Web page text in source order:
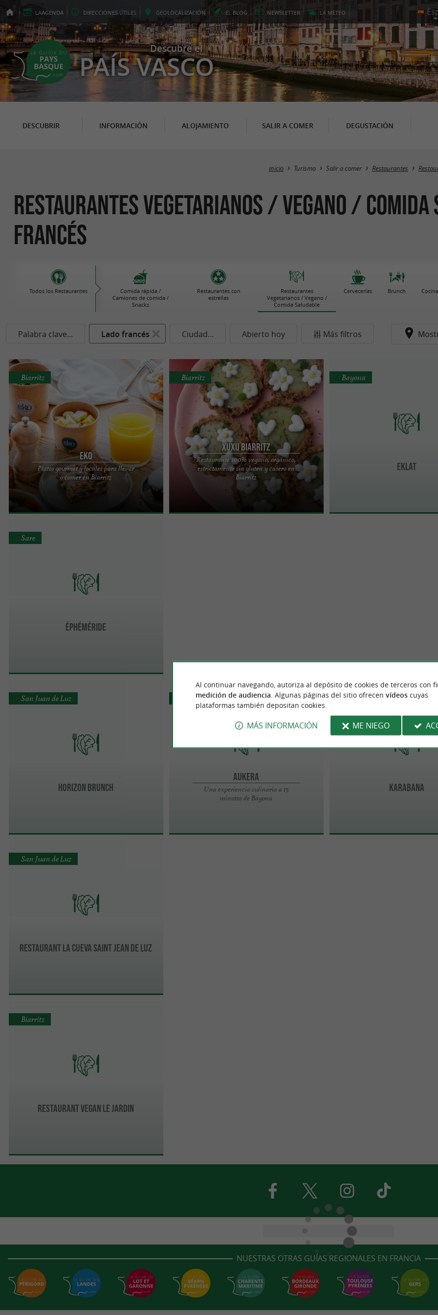
LAAGENDA DIRECCIONES ÚTILES GEOLOCALIZACIÓN EL BLOG NEWSLETTER LA METEO
Descubre el
PAÍS VASCO
DESCUBRIR INFORMACIÓN ALOJAMIENTO SALIR A COMER DEGUSTACIÓN
inicio Turismo Salir a comer Restaurantes
Restaurantes Vegetarianos / Vegano / Comida
francés
Todos los Restaurantes
Comida rápida /
Camiones de comida /
Snacks
Restaurantes con
estrellas
Restaurantes
Vegetarianos / Vegano /
Comida Saludable
Cervecerías Brunch
Palabra clave... Lado francés Ciudad... Abierto hoy Más filtros
EKO
Platos gourmet y locales para llevar
o comer en Biarritz
Biarritz
¿Qué pasaría si pudiéramos comer sobre la
marcha y comer bien, realmente bien? En Eko te
servimos durante todo ...
Xuxu Biarritz
Restaurante 100% vegano, orgánico,
estrictamente sin gluten y casero en
Biarritz
Biarritz
El equipo de Xuxu Biarritz le da la bienvenida a
Biarritz, cerca del barrio de Saint-Charles y a
pocos minutos de la ...
Eklat
Bayona
Éphéméride
Sare
Horizon Brunch
San Juan de Luz
Aukera
Una experiencia culinaria a 15
minutos de Bayona
Jatxou
Karabana
Anglet
Restaurant la Cueva Saint Jean de Luz
San Juan de Luz
Restaurant Vegan Le Jardin
Biarritz
NUESTRAS OTRAS GUÍAS REGIONALES EN FRANCIA
Al continuar navegando, autoriza al depósito de cookies de terceros con
medición de audiencia . Algunas páginas del sitio ofrecen vídeoscuyas
plataformas también depositan cookies.
MÁS INFORMACIÓN ME NIEGO